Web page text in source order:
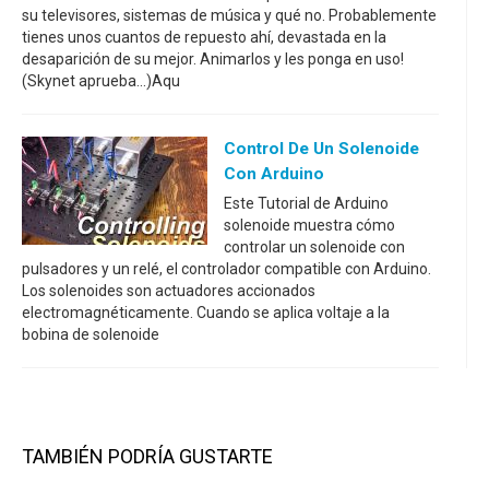
su televisores, sistemas de música y qué no. Probablemente
tienes unos cuantos de repuesto ahí, devastada en la
desaparición de su mejor. Animarlos y les ponga en uso!
(Skynet aprueba...)Aqu
Control De Un Solenoide
Con Arduino
Este Tutorial de Arduino
solenoide muestra cómo
controlar un solenoide con
pulsadores y un relé, el controlador compatible con Arduino.
Los solenoides son actuadores accionados
electromagnéticamente. Cuando se aplica voltaje a la
bobina de solenoide
TAMBIÉN PODRÍA GUSTARTE